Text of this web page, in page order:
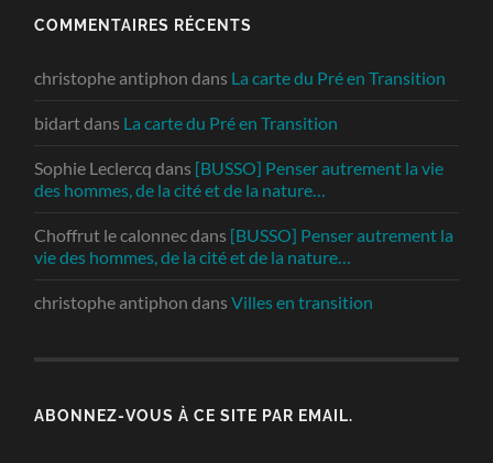
COMMENTAIRES RÉCENTS
christophe antiphon dans La carte du Pré en Transition
bidartdans La carte du Pré en Transition
Sophie Leclercq dans [BUSSO] Penser autrement la vie
des hommes, de la cité et de la nature…
Choffrut le calonnecdans [BUSSO] Penser autrement la
vie des hommes, de la cité et de la nature…
christophe antiphon dansVilles en transition
ABONNEZ-VOUS À CE SITE PAR EMAIL.